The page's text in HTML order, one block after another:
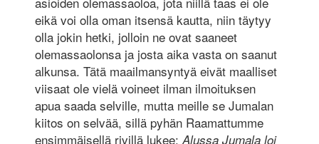
eikä voi olla oman itsensä kautta, niin täytyy
olla jokin hetki, jolloin ne ovat saaneet
olemassaolonsa ja josta aika vasta on saanut
alkunsa. Tätä maailmansyntyä eivät maalliset
viisaat ole vielä voineet ilman ilmoituksen
apua saada selville, mutta meille se Jumalan
kiitos on selvää, sillä pyhän Raamattumme
ensimmäisellä rivillä lukee: Alussa Jumala loi